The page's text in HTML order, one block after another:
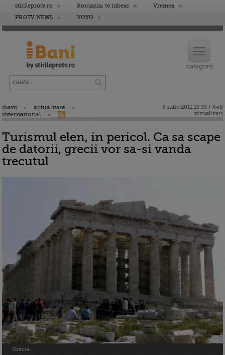
stirileprotv.ro Romania, te iubesc
Vremea
PROTV NEWS
VOYO
ibani
actualitate
international
8 iulie 2011 13:33 / 648
vizualizari
Turismul elen, in pericol. Ca sa scape
de datorii, grecii vor sa-si vanda
trecutul
Grecia